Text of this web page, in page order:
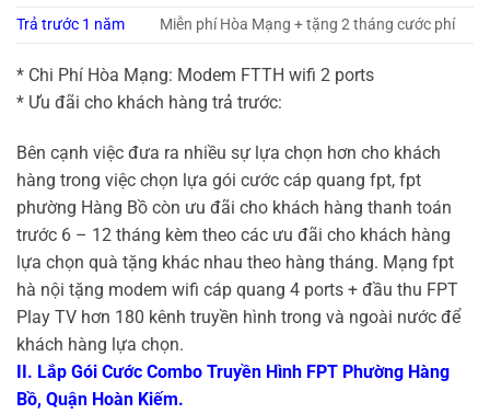
Trả trước 1 năm Miễn phí Hòa Mạng + tặng 2 tháng cước phí
* Chi Phí Hòa Mạng: Modem FTTH wifi 2 ports
* Ưu đãi cho khách hàng trả trước:
Bên cạnh việc đưa ra nhiều sự lựa chọn hơn cho khách
hàng trong việc chọn lựa gói cước cáp quang fpt, fpt
phường Hàng Bồ còn ưu đãi cho khách hàng thanh toán
trước 6 – 12 tháng kèm theo các ưu đãi cho khách hàng
lựa chọn quà tặng khác nhau theo hàng tháng. Mạng fpt
hà nội tặng modem wifi cáp quang 4 ports + đầu thu FPT
Play TV hơn 180 kênh truyền hình trong và ngoài nước để
khách hàng lựa chọn.
II. Lắp Gói Cước Combo Truyền Hình FPT Phường Hàng
Bồ, Quận Hoàn Kiếm.